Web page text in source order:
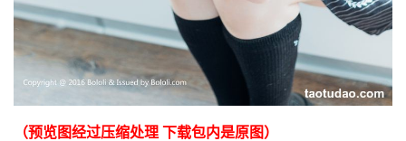
（预览图经过压缩处理 下载包内是原图）